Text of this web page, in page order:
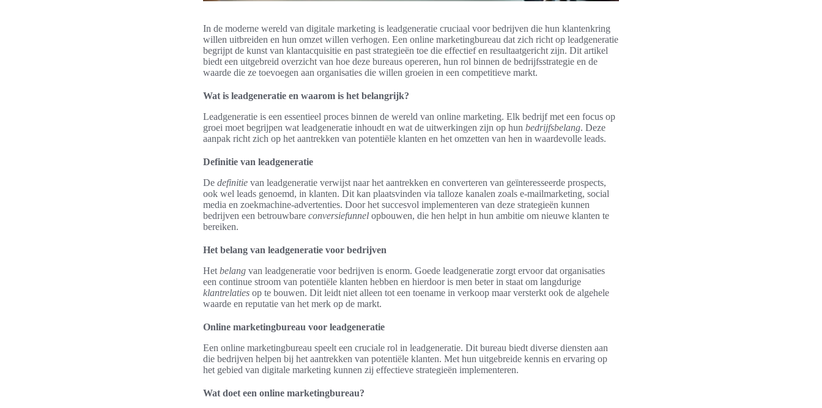
In de moderne wereld van digitale marketing is leadgeneratie cruciaal voor bedrijven die hun klantenkring
willen uitbreiden en hun omzet willen verhogen. Een online marketingbureau dat zich richt op leadgeneratie
begrijpt de kunst van klantacquisitie en past strategieën toe die effectief en resultaatgericht zijn. Dit artikel
biedt een uitgebreid overzicht van hoe deze bureaus opereren, hun rol binnen de bedrijfsstrategie en de
waarde die ze toevoegen aan organisaties die willen groeien in een competitieve markt.
Wat is leadgeneratie en waarom is het belangrijk?
Leadgeneratie is een essentieel proces binnen de wereld van online marketing. Elk bedrijf met een focus op
groei moet begrijpen wat leadgeneratie inhoudt en wat de uitwerkingen zijn op hun bedrijfsbelang. Deze
aanpak richt zich op het aantrekken van potentiële klanten en het omzetten van hen in waardevolle leads.
Definitie van leadgeneratie
De definitie van leadgeneratie verwijst naar het aantrekken en converteren van geïnteresseerde prospects,
ook wel leads genoemd, in klanten. Dit kan plaatsvinden via talloze kanalen zoals e-mailmarketing, social
media en zoekmachine-advertenties. Door het succesvol implementeren van deze strategieën kunnen
bedrijven een betrouwbare conversiefunnel opbouwen, die hen helpt in hun ambitie om nieuwe klanten te
bereiken.
Het belang van leadgeneratie voor bedrijven
Het belang van leadgeneratie voor bedrijven is enorm. Goede leadgeneratie zorgt ervoor dat organisaties
een continue stroom van potentiële klanten hebben en hierdoor is men beter in staat om langdurige
klantrelaties op te bouwen. Dit leidt niet alleen tot een toename in verkoop maar versterkt ook de algehele
waarde en reputatie van het merk op de markt.
Online marketingbureau voor leadgeneratie
Een online marketingbureau speelt een cruciale rol in leadgeneratie. Dit bureau biedt diverse diensten aan
die bedrijven helpen bij het aantrekken van potentiële klanten. Met hun uitgebreide kennis en ervaring op
het gebied van digitale marketing kunnen zij effectieve strategieën implementeren.
Wat doet een online marketingbureau?